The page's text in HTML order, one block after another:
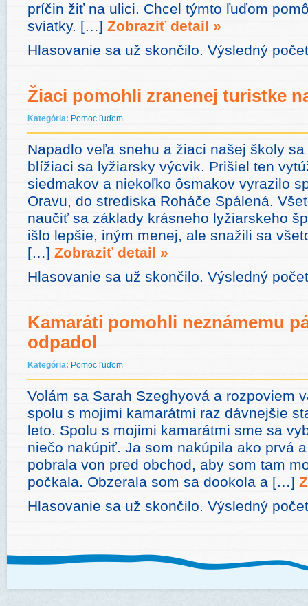
príčin žiť na ulici. Chcel týmto ľuďom
sviatky. […] Zobraziť detail »
Hlasovanie sa už skončilo. Výsledný
Žiaci pomohli zranenej turistke
Kategória: Pomoc ľuďom
Napadlo veľa snehu a žiaci našej školy
blížiaci sa lyžiarsky výcvik. Prišiel ten
siedmakov a niekoľko ôsmakov vyrazilo
Oravu, do strediska Roháče Spálená.
naučiť sa základy krásneho lyžiarskeho
išlo lepšie, iným menej, ale snažili sa
[…] Zobraziť detail »
Hlasovanie sa už skončilo. Výsledný
Kamaráti pomohli neznámemu
odpadol
Kategória: Pomoc ľuďom
Volám sa Sarah Szeghyová a rozpoviem
spolu s mojimi kamarátmi raz dávnejšie
leto. Spolu s mojimi kamarátmi sme sa
niečo nakúpiť. Ja som nakúpila ako prvá
pobrala von pred obchod, aby som tam
počkala. Obzerala som sa dookola a […]
Hlasovanie sa už skončilo. Výsledný